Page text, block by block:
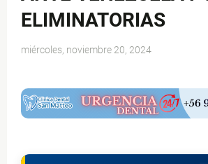
ELIMINATORIAS
miércoles, noviembre 20, 2024